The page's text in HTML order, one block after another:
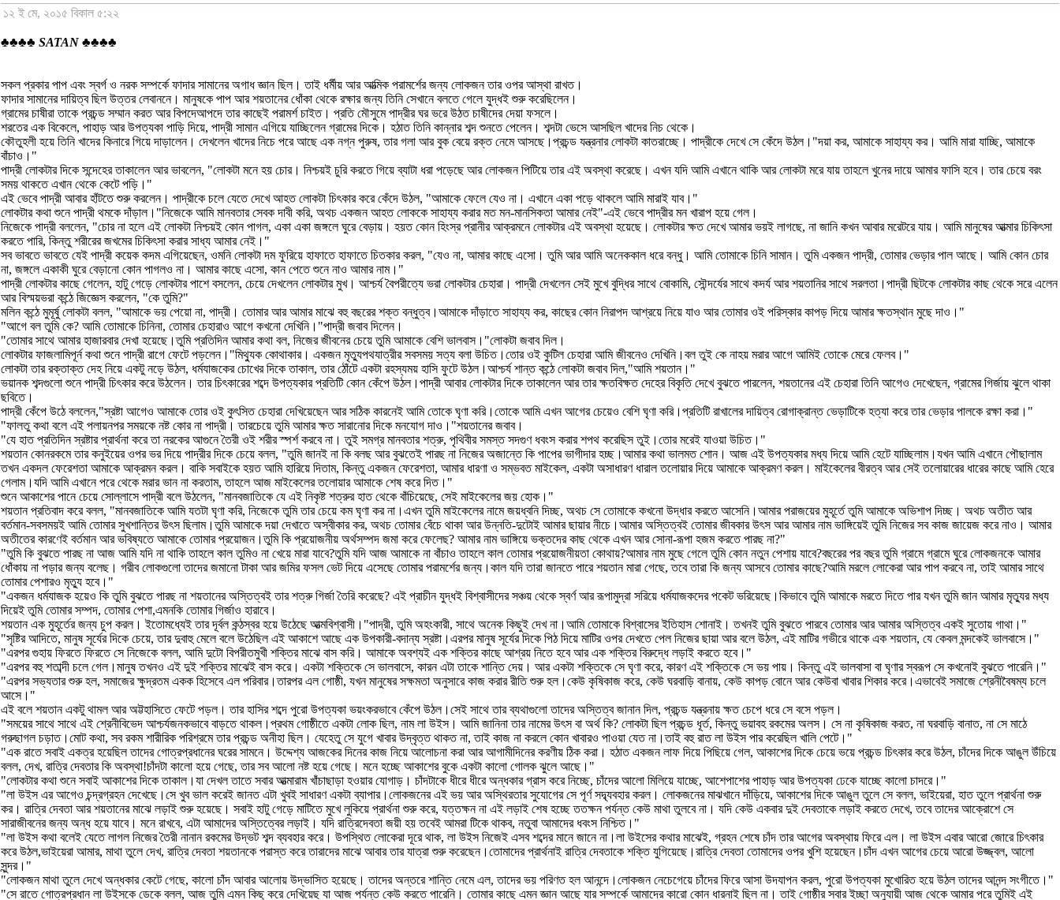
১২ ই মে, ২০১৫ বিকাল ৫:২২
♣♣♣♣ SATAN ♣♣♣♣
সকল প্রকার পাপ এবং স্বর্গ ও নরক সম্পর্কে ফাদার সামানের অগাধ জ্ঞান ছিল। তাই ধর্মীয় আর আত্মিক পরামর্শের জন্য লোকজন তার ওপর আস্থা রাখত।
ফাদার সামানের দায়িত্ব ছিল উত্তর লেবাননে। মানুষকে পাপ আর শয়তানের ধোঁকা থেকে রক্ষার জন্য তিনি সেখানে বলতে গেলে যুদ্ধই শুরু করেছিলেন।
গ্রামের চাষীরা তাকে প্রচন্ড সম্মান করত আর বিপদেআপদে তার কাছেই পরামর্শ চাইত। প্রতি মৌসুমে পাদ্রীর ঘর ভরে উঠত চাষীদের দেয়া ফসলে।
শরতের এক বিকেলে, পাহাড় আর উপত্যকা পাড়ি দিয়ে, পাদ্রী সামান এগিয়ে যাচ্ছিলেন গ্রামের দিকে। হঠাত তিনি কান্নার শব্দ শুনতে পেলেন। শব্দটা ভেসে আসছিল খাদের নিচ থেকে।
কৌতুহলী হয়ে তিনি খাদের কিনারে গিয়ে দাড়ালেন। দেখলেন খাদের নিচে পরে আছে এক নগ্ন পুরুষ, তার গলা আর বুক বেয়ে রক্ত নেমে আসছে।প্রচন্ড যন্ত্রনার লোকটা কাতরাচ্ছে। পাদ্রীকে দেখে সে কেঁদে উঠল।"দয়া কর, আমাকে সাহায্য কর। আমি মারা যাচ্ছি, আমাকে
বাঁচাও।"
পাদ্রী লোকটার দিকে সন্দেহের তাকালেন আর ভাবলেন, "লোকটা মনে হয় চোর। নিশ্চয়ই চুরি করতে গিয়ে ব্যাটা ধরা পড়েছে আর লোকজন পিটিয়ে তার এই অবস্থা করেছে। এখন যদি আমি এখানে থাকি আর লোকটা মরে যায় তাহলে খুনের দায়ে আমার ফাসি হবে। তার চেয়ে বরং
সময় থাকতে এখান থেকে কেটে পড়ি।"
এই ভেবে পাদ্রী আবার হাঁটতে শুরু করলেন। পাদ্রীকে চলে যেতে দেখে আহত লোকটা চিৎকার করে কেঁদে উঠল, "আমাকে ফেলে যেও না। এখানে একা পড়ে থাকলে আমি মারাই যাব।"
লোকটার কথা শুনে পাদ্রী থমকে দাঁড়াল।"নিজেকে আমি মানবতার সেবক দাবী করি, অথচ একজন আহত লোককে সাহায্য করার মত মন-মানসিকতা আমার নেই"-এই ভেবে পাদ্রীর মন খারাপ হয়ে গেল।
নিজেকে পাদ্রী বললেন, "চোর না হলে এই লোকটা নিশ্চয়ই কোন পাগল, একা একা জঙ্গলে ঘুরে বেড়ায়। হয়ত কোন হিংস্র প্রানীর আক্রমনে লোকটার এই অবস্থা হয়েছে। লোকটার ক্ষত দেখে আমার ভয়ই লাগছে, না জানি কখন আবার মরেটরে যায়। আমি মানুষের আত্মার চিকিৎসা
করতে পারি, কিন্তু শরীরের জখমের চিকিৎসা করার সাধ্য আমার নেই।"
সব ভাবতে ভাবতে যেই পাদ্রী কয়েক কদম এগিয়েছেন, ওমনি লোকটা দম ফুরিয়ে হাফাতে হাফাতে চিতকার করল, "যেও না, আমার কাছে এসো। তুমি আর আমি অনেককাল ধরে বন্ধু। আমি তোমাকে চিনি সামান। তুমি একজন পাদ্রী, তোমার ভেড়ার পাল আছে। আমি কোন চোর
না, জঙ্গলে একাকী ঘুরে বেড়ানো কোন পাগলও না। আমার কাছে এসো, কান পেতে শুনে নাও আমার নাম।"
পাদ্রী লোকটার কাছে গেলেন, হাটু গেড়ে লোকটার পাশে বসলেন, চেয়ে দেখলেন লোকটার মুখ। আশ্চর্য বৈপরীত্যে ভরা লোকটার চেহারা। পাদ্রী দেখলেন সেই মুখে বুদ্ধির সাথে বোকামি, সৌন্দর্যের সাথে কদর্য আর শয়তানির সাথে সরলতা।পাদ্রী ছিটকে লোকটার কাছ থেকে সরে এলেন
আর বিস্ময়ভরা কন্ঠে জিজ্ঞেস করলেন, "কে তুমি?"
মলিন কন্ঠে মুমূর্ষু লোকটা বলল, "আমাকে ভয় পেয়ো না, পাদ্রী। তোমার আর আমার মাঝে বহু বছরের শক্ত বন্ধুত্ব।আমাকে দাঁড়াতে সাহায্য কর, কাছের কোন নিরাপদ আশ্রয়ে নিয়ে যাও আর তোমার ওই পরিস্কার কাপড় দিয়ে আমার ক্ষতস্থান মুছে দাও।"
"আগে বল তুমি কে? আমি তোমাকে চিনিনা, তোমার চেহারাও আগে কখনো দেখিনি।"পাদ্রী জবাব দিলেন।
"তোমার সাথে আমার হাজারবার দেখা হয়েছে।তুমি প্রতিদিন আমার কথা বল, নিজের জীবনের চেয়ে তুমি আমাকে বেশি ভালবাস।"লোকটা জবাব দিল।
লোকটার ফাজলামিপূর্ন কথা শুনে পাদ্রী রাগে ফেটে পড়লেন।"মিথ্যুক কোথাকার। একজন মৃত্যুপথযাত্রীর সবসময় সত্য বলা উচিত।তোর ওই কুটিল চেহারা আমি জীবনেও দেখিনি।বল তুই কে নাহয় মরার আগে আমিই তোকে মেরে ফেলব।"
লোকটা তার রক্তাক্ত দেহ নিয়ে একটু নড়ে উঠল, ধর্মযাজকের চোখের দিকে তাকাল, তার ঠোঁটে একটা রহস্যময় হাসি ফুটে উঠল।আশ্চর্য শান্ত কন্ঠে লোকটা জবাব দিল,"আমি শয়তান।"
ভয়ানক শব্দগুলো শুনে পাদ্রী চিৎকার করে উঠলেন। তার চিৎকারের শব্দে উপত্যকার প্রতিটি কোন কেঁপে উঠল।পাদ্রী আবার লোকটার দিকে তাকালেন আর তার ক্ষতবিক্ষত দেহের বিকৃতি দেখে বুঝতে পারলেন, শয়তানের এই চেহারা তিনি আগেও দেখেছেন, গ্রামের গির্জায় ঝুলে থাকা
ছবিতে।
পাদ্রী কেঁপে উঠে বললেন,"স্রষ্টা আগেও আমাকে তোর ওই কুৎসিত চেহারা দেখিয়েছেন আর সঠিক কারনেই আমি তোকে ঘৃণা করি।তোকে আমি এখন আগের চেয়েও বেশি ঘৃণা করি।প্রতিটি রাখালের দায়িত্ব রোগাক্রান্ত ভেড়াটিকে হত্যা করে তার ভেড়ার পালকে রক্ষা করা।"
"ফালতু কথা বলে এই পলায়নপর সময়কে নষ্ট কোর না পাদ্রী। তারচেয়ে তুমি আমার ক্ষত সারানোর দিকে মনযোগ দাও।"শয়তানের জবাব।
"যে হাত প্রতিদিন স্রষ্টার প্রার্থনা করে তা নরকের আগুনে তৈরী ওই শরীর স্পর্শ করবে না। তুই সমগ্র মানবতার শত্রু, পৃথিবীর সমস্ত সদগুণ ধবংস করার শপথ করেছিস তুই।তোর মরেই যাওয়া উচিত।"
শয়তান কোনরকমে তার কনুইয়ের ওপর ভর দিয়ে পাদ্রীর দিকে চেয়ে বলল, "তুমি জানই না কি বলছ আর বুঝতেই পারছ না নিজের অজান্তে কি পাপের ভাগীদার হচ্ছ।আমার কথা ভালমত শোন। আজ এই উপত্যকার মধ্য দিয়ে আমি হেটে যাচ্ছিলাম।যখন আমি এখানে পৌছালাম
তখন একদল ফেরেশতা আমাকে আক্রমন করল। বাকি সবাইকে হয়ত আমি হারিয়ে দিতাম, কিন্তু একজন ফেরেশতা, আমার ধারণা ও সম্ভবত মাইকেল, একটা অসাধারণ ধারাল তলোয়ার দিয়ে আমাকে আক্রমণ করল। মাইকেলের বীরত্ব আর সেই তলোয়ারের ধারের কাছে আমি হেরে
গেলাম।যদি আমি এখানে পরে থেকে মরার ভান না করতাম, তাহলে আজ মাইকেলের তলোয়ার আমাকে শেষ করে দিত।"
শুনে আকাশের পানে চেয়ে সোল্লাসে পাদ্রী বলে উঠলেন, "মানবজাতিকে যে এই নিকৃষ্ট শত্রুর হাত থেকে বাঁচিয়েছে, সেই মাইকেলের জয় হোক।"
শয়তান প্রতিবাদ করে বলল, "মানবজাতিকে আমি যতটা ঘৃণা করি, নিজেকে তুমি তার চেয়ে কম ঘৃণা কর না।এখন তুমি মাইকেলের নামে জয়ধ্বনি দিচ্ছ, অথচ সে তোমাকে কখনো উদ্ধার করতে আসেনি।আমার পরাজয়ের মুহূর্তে তুমি আমাকে অভিশাপ দিচ্ছ। অথচ অতীত আর
বর্তমান-সবসময়ই আমি তোমার সুখশান্তির উৎস ছিলাম।তুমি আমাকে দয়া দেখাতে অস্বীকার কর, অথচ তোমার বেঁচে থাকা আর উন্নতি-দুটোই আমার ছায়ার নীচে।আমার অস্তিত্বই তোমার জীবকার উৎস আর আমার নাম ভাঙ্গিয়েই তুমি নিজের সব কাজ জায়েজ করে নাও। আমার
অতীতের কারণেই বর্তমান আর ভবিষ্যতে আমাকে তোমার প্রয়োজন।তুমি কি প্রয়োজনীয় অর্থসম্পদ জমা করে ফেলেছ? আমার নাম ভাঙ্গিয়ে ভক্তদের কাছ থেকে এখন আর সোনা-রূপা হজম করতে পারছ না?"
"তুমি কি বুঝতে পারছ না আজ আমি যদি না থাকি তাহলে কাল তুমিও না খেয়ে মারা যাবে?তুমি যদি আজ আমাকে না বাঁচাও তাহলে কাল তোমার প্রয়োজনীয়তা কোথায়?আমার নাম মুছে গেলে তুমি কোন নতুন পেশায় যাবে?বছরের পর বছর তুমি গ্রামে গ্রামে ঘুরে লোকজনকে আমার
ধোঁকায় না পড়ার জন্য বলেছ। গরীব লোকগুলো তাদের জমানো টাকা আর জমির ফসল ভেট দিয়ে এসেছে তোমার পরামর্শের জন্য।কাল যদি তারা জানতে পারে শয়তান মারা গেছে, তবে তারা কি জন্য আসবে তোমার কাছে?আমি মরলে লোকেরা আর পাপ করবে না, তাই আমার সাথে
তোমার পেশারও মৃত্যু হবে।"
"একজন ধর্মযাজক হয়েও কি তুমি বুঝতে পারছ না শয়তানের অস্তিত্বই তার শত্রু গির্জা তৈরি করেছে? এই প্রাচীন যুদ্ধই বিশ্বাসীদের সঞ্চয় থেকে স্বর্ণ আর রূপামুদ্রা সরিয়ে ধর্মযাজকদের পকেট ভরিয়েছে।কিভাবে তুমি আমাকে মরতে দিতে পার যখন তুমি জান আমার মৃত্যুর মধ্য
দিয়েই তুমি তোমার সম্পদ, তোমার পেশা,এমনকি তোমার গির্জাও হারাবে।
শয়তান এক মুহূর্তের জন্য চুপ করল। ইতোমধ্যেই তার দূর্বল কন্ঠস্বর হয়ে উঠেছে আত্মবিশ্বাসী।"পাদ্রী, তুমি অহংকারী, সাথে অনেক কিছুই দেখ না।আমি তোমাকে বিশ্বাসের ইতিহাস শোনাই। তখনই তুমি বুঝতে পারবে তোমার আর আমার অস্তিত্ব একই সুতোয় গাথা।"
"সৃষ্টির আদিতে, মানুষ সূর্যের দিকে চেয়ে, তার দুবাহু মেলে বলে উঠেছিল এই আকাশে আছে এক উপকারী-বদান্য স্রষ্টা।এরপর মানুষ সূর্যের দিকে পিঠ দিয়ে মাটির ওপর দেখতে পেল নিজের ছায়া আর বলে উঠল, এই মাটির গভীরে থাকে এক শয়তান, যে কেবল মন্দকেই ভালবাসে।"
"এরপর গুহায় ফিরতে ফিরতে সে নিজেকে বলল, আমি দুটো বিপরীতমুখী শক্তির মাঝে বাস করি। আমাকে অবশ্যই এক শক্তির কাছে আশ্রয় নিতে হবে আর এক শক্তির বিরুদ্ধে লড়াই করতে হবে।"
"এরপর বহু শতাব্দী চলে গেল।মানুষ তখনও এই দুই শক্তির মাঝেই বাস করে। একটা শক্তিকে সে ভালবাসে, কারন এটা তাকে শান্তি দেয়। আর একটা শক্তিকে সে ঘৃণা করে, কারণ এই শক্তিকে সে ভয় পায়। কিন্তু এই ভালবাসা বা ঘৃণার স্বরূপ সে কখনোই বুঝতে পারেনি।"
"এরপর সভ্যতার শুরু হল, সমাজের ক্ষুদ্রতম একক হিসেবে এল পরিবার।তারপর এল গোষ্ঠী, যখন মানুষের সক্ষমতা অনুসারে কাজ করার রীতি শুরু হল।কেউ কৃষিকাজ করে, কেউ ঘরবাড়ি বানায়, কেউ কাপড় বোনে আর কেউবা খাবার শিকার করে।এভাবেই সমাজে শ্রেনীবৈষম্য চলে
আসে।"
এই বলে শয়তান একটু থামল আর অট্টহাসিতে ফেটে পড়ল। তার হাসির শব্দে পুরো উপত্যকা ভয়ংকরভাবে কেঁপে উঠল।সেই সাথে তার ব্যথাগুলো তাদের অস্তিত্ব জানান দিল, প্রচন্ড যন্ত্রনায় ক্ষত চেপে ধরে সে বসে পড়ল।
"সময়ের সাথে সাথে এই শ্রেনীবিভেদ আশ্চর্যজনকভাবে বাড়তে থাকল।প্রথম গোষ্ঠীতে একটা লোক ছিল, নাম লা উইস। আমি জানিনা তার নামের উৎস বা অর্থ কি? লোকটা ছিল প্রচন্ড ধূর্ত, কিন্তু ভয়াবহ রকমের অলস। সে না কৃষিকাজ করত, না ঘরবাড়ি বানাত, না সে মাঠে
গরুছাগল চড়াত।মোট কথা, সব রকম শারীরিক পরিশ্রমে তার প্রচন্ড অনীহা ছিল। যেহেতু সে যুগে খাবার উদ্বৃত্ত থাকত না, তাই কাজ না করলে কোন খাবারও পাওয়া যেত না।তাই বহু রাত লা উইস পার করেছিল খালি পেটে।"
"এক রাতে সবাই একত্র হয়েছিল তাদের গোত্রপ্রধানের ঘরের সামনে। উদ্দেশ্য আজকের দিনের কাজ নিয়ে আলোচনা করা আর আগামীদিনের করণীয় ঠিক করা। হঠাত একজন লাফ দিয়ে পিছিয়ে গেল, আকাশের দিকে চেয়ে ভয়ে প্রচন্ড চিৎকার করে উঠল, চাঁদের দিকে আঙুল উঁচিয়ে
বলল, দেখ, রাত্রি দেবতার কি অবস্থা!চাঁদটা কালো হয়ে গেছে, তার সব আলো নষ্ট হয়ে গেছে। মনে হচ্ছে আকাশের বুকে একটা কালো গোলক ঝুলে আছে।"
"লোকটার কথা শুনে সবাই আকাশের দিকে তাকাল।যা দেখল তাতে সবার আত্মারাম খাঁচাছাড়া হওয়ার যোগাড়। চাঁদটাকে ধীরে ধীরে অন্ধকার গ্রাস করে নিচ্ছে, চাঁদের আলো মিলিয়ে যাচ্ছে, আশেপাশের পাহাড় আর উপত্যকা ঢেকে যাচ্ছে কালো চাদরে।"
"লা উইস এর আগেও চন্দ্রগ্রহন দেখেছে।সে খুব ভাল করেই জানত এটা খুবই সাধারণ একটা ব্যাপার।লোকজনের এই ভয় আর অস্থিরতার সুযোগের সে পূর্ণ সদ্ব্যবহার করল। লোকজনের মাঝখানে দাঁড়িয়ে, আকাশের দিকে আঙুল তুলে সে বলল, ভাইয়েরা, হাত তুলে প্রার্থনা শুরু
কর। রাত্রি দেবতা আর শয়তানের মাঝে লড়াই শুরু হয়েছে। সবাই হাটু গেড়ে মাটিতে মুখে লুকিয়ে প্রার্থনা শুরু করে, যত্তক্ষন না এই লড়াই শেষ হচ্ছে ততক্ষন পর্যন্ত কেউ মাথা তুলবে না। যদি কেউ একবার দুই দেবতাকে লড়াই করতে দেখে, তবে তাদের আক্রোশে সে
সারাজীবনের জন্য অন্ধ হয়ে যাবে। মনে রাখবে, এটা আমাদের অস্তিত্বের লড়াই। যদি রাত্রিদেবতা জয়ী হয় তবেই আমরা টিকে থাকব, নতুবা আমাদের ধবংস নিশ্চিত।"
"লা উইস কথা বলেই যেতে লাগল নিজের তৈরী নানান রকমের উদ্ভট শব্দ ব্যবহার করে। উপস্থিত লোকেরা দূরে থাক, লা উইস নিজেই এসব শব্দের মানে জানে না।লা উইসের কথার মাঝেই, গ্রহন শেষে চাঁদ তার আগের অবস্থায় ফিরে এল। লা উইস এবার আরো জোরে চিৎকার
করে উঠল,ভাইয়েরা আমার, মাথা তুলে দেখ, রাত্রি দেবতা শয়তানকে পরাস্ত করে তারাদের মাঝে আবার তার যাত্রা শুরু করেছেন।তোমাদের প্রার্থনাই রাত্রি দেবতাকে শক্তি যুগিয়েছে।রাত্রি দেবতা তোমাদের ওপর খুশি হয়েছেন।চাঁদ এখন আগের চেয়ে আরো উজ্জ্বল, আলো
সুন্দর।"
"লোকজন মাথা তুলে দেখে অন্ধকার কেটে গেছে, কালো চাঁদ আবার আলোয় উদ্ভাসিত হয়েছে। তাদের অন্তরে শান্তি নেমে এল, তাদের ভয় পরিণত হল আনন্দে।লোকজন নেচেগেয়ে চাঁদের ফিরে আসা উদযাপন করল, পুরো উপত্যকা মুখোরিত হয়ে উঠল তাদের আনন্দ সংগীতে।"
"সে রাতে গোত্রপ্রধান লা উইসকে ডেকে বলল, আজ তুমি এমন কিছু করে দেখিয়েছ যা আজ পর্যন্ত কেউ করতে পারেনি। তোমার কাছে এমন জ্ঞান আছে যার সম্পর্কে আমাদের কারো কোন ধারনাই ছিল না। তাই গোষ্ঠীর সবার ইচ্ছা অনুযায়ী আজ থেকে আমার পরে তুমিই এই